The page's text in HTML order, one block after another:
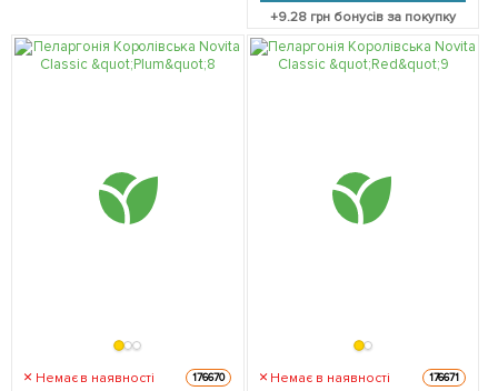
+9.28грн бонусів за покупку
Немає в наявності 176670 Немає в наявності 176671